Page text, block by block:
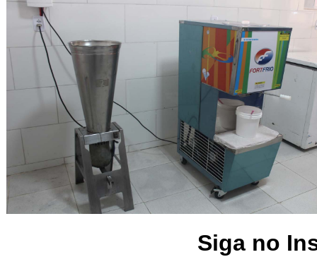
Siga no